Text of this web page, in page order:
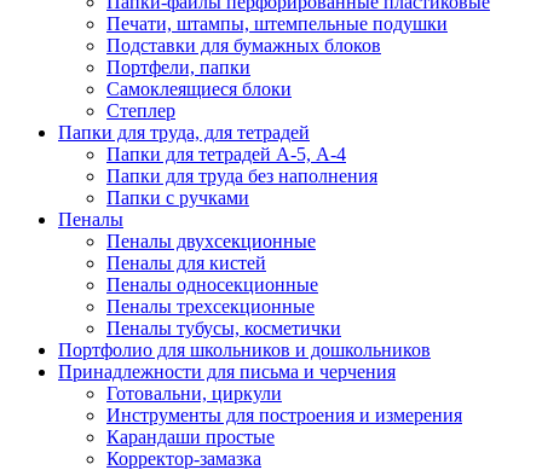
Печати, штампы, штемпельные подушки
Подставки для бумажных блоков
Портфели, папки
Самоклеящиеся блоки
Степлер
Папки для труда, для тетрадей
Папки для тетрадей А-5, А-4
Папки для труда без наполнения
Папки с ручками
Пеналы
Пеналы двухсекционные
Пеналы для кистей
Пеналы односекционные
Пеналы трехсекционные
Пеналы тубусы, косметички
Портфолио для школьников и дошкольников
Принадлежности для письма и черчения
Готовальни, циркули
Инструменты для построения и измерения
Карандаши простые
Корректор-замазка